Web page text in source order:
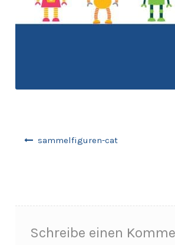
sammelfiguren-cat
Schreibe einen